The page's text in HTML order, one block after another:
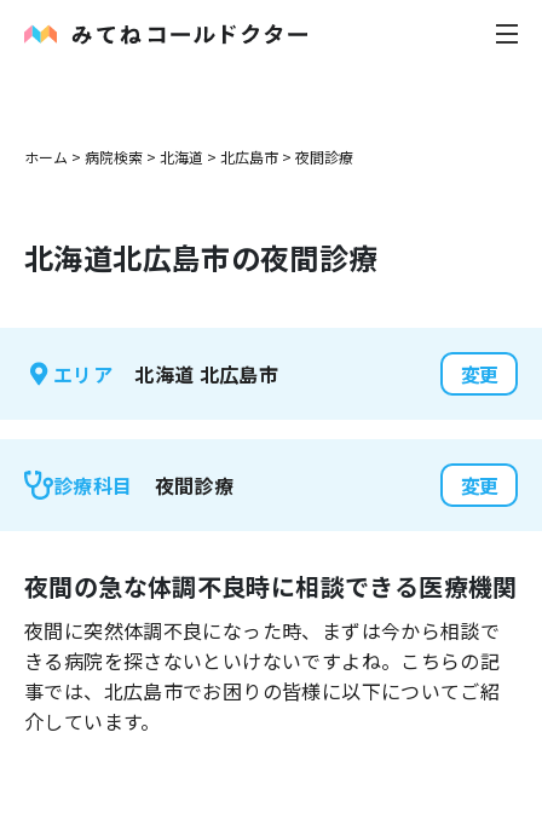
内科
花粉症
感染症
よくあるご質問
ホーム > 病院検索 > 北海道 > 北広島市 > 夜間診療
北海道北広島市の夜間診療
エリア 北海道 北広島市 変更
診療科目 夜間診療 変更
夜間の急な体調不良時に相談できる医療機関
夜間に突然体調不良になった時、まずは今から相談で
きる病院を探さないといけないですよね。こちらの記
事では、 北広島市でお困りの皆様に以下についてご紹
介しています。